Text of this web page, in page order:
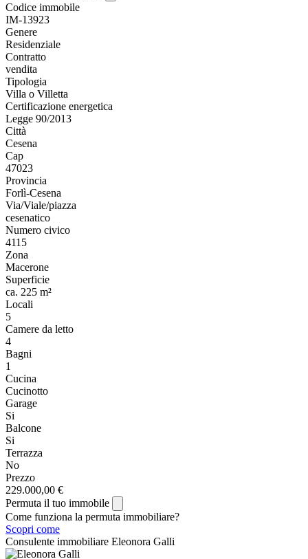
Codice immobile
IM-13923
Genere
Residenziale
Contratto
vendita
Tipologia
Villa o Villetta
Certificazione energetica
Legge 90/2013
Città
Cesena
Cap
47023
Provincia
Forlì-Cesena
Via/Viale/piazza
cesenatico
Numero civico
4115
Zona
Macerone
Superficie
ca. 225 m²
Locali
5
Camere da letto
4
Bagni
1
Cucina
Cucinotto
Garage
Si
Balcone
Si
Terrazza
No
Prezzo
229.000,00 €
Permuta il tuo immobile
Come funziona la permuta immobiliare?
Scopri come
Consulente immobiliare Eleonora Galli